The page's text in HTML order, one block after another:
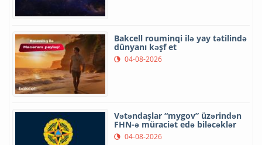
Bakcell rouminqi ilə yay tətilində
dünyanı kəşf et
04-08-2026
Vətəndaşlar “mygov” üzərindən
FHN-ə müraciət edə biləcəklər
04-08-2026